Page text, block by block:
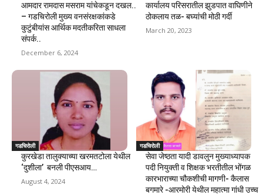
आमदार रामदास मसराम यांचेकडून दखल..
– गडचिरोली मुख्य वनसंरक्षकांकडे
कुटुंबीयांस आर्थिक मदतीकरिता साधला
संपर्क..
December 6, 2024
कार्यालय परिसरातील झुडपात वाघिणीने
ठोकलाय तळ- बघ्यांची मोठी गर्दी
March 20, 2023
गडचिरोली
कुरखेडा तालुक्याच्या खरमतटोला येथील
‘दुशीला’ बनली पीएसआय…
August 4, 2024
गडचिरोली
सेवा जेष्ठता यादी डावलुन मुख्याध्यापक
पदी नियुक्ती व शिक्षक भरतीतील भोंगळ
कारभाराच्या चौकशीची मागणी- कैलास
बगमारे -आरमोरी येथील महात्मा गांधी उच्च